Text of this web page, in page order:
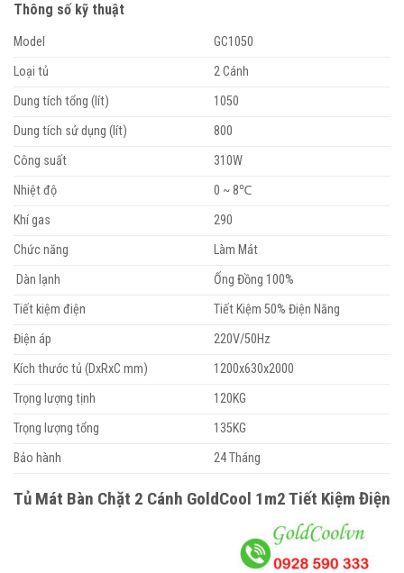
Thông số kỹ thuật
Model
GC1050
Loại tủ
2 Cánh
Dung tích tổng (lít)
1050
Dung tích sử dụng (lít)
800
Công suất
310W
Nhiệt độ
0 ~ 8℃
Khí gas
290
Chức năng
Làm Mát
Dàn lạnh
Ống Đồng 100%
Tiết kiệm điện
Tiết Kiệm 50% Điện Năng
Điện áp
220V/50Hz
Kích thước tủ (DxRxC mm)
1200x630x2000
Trọng lượng tịnh
120KG
Trọng lượng tổng
135KG
Bảo hành
24 Tháng
Tủ Mát Bàn Chặt 2 Cánh GoldCool 1m2 Tiết Kiệm Điện